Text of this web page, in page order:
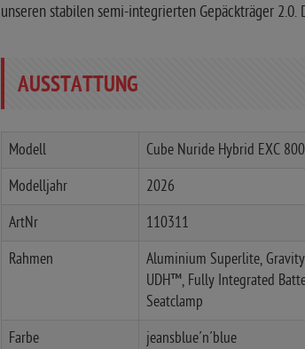
unseren stabilen semi-integrierten Gepäckträger
AUSSTATTUNG
Modell Cube Nuride Hybrid EXC
Modelljahr 2026
ArtNr 110311
Rahmen
Aluminium Superlite,
UDH™, Fully Integrated
Seatclamp
Farbe jeansblue´n´blue